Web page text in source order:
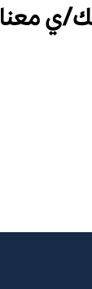
ي معنا